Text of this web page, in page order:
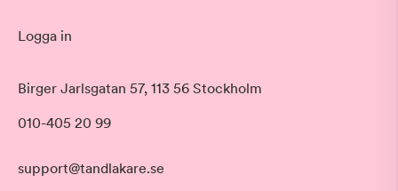
Akut tandvård
Basundersökning
Hygienistbehandling
Professionell rengöring och puts
Morgon
Klockan 09:00 - 12:00
Logga in
Birger Jarlsgatan 57, 113 56 Stockholm
010-405 20 99
support@tandlakare.se